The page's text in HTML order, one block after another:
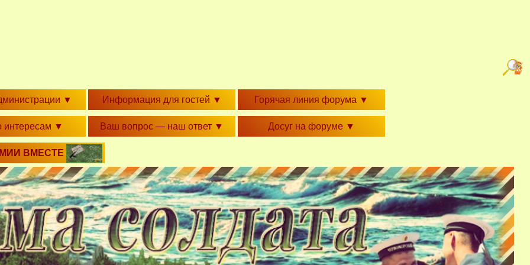
▼ Информация для гостей ▼ Горячая линия форума ▼
интересам ▼ Ваш вопрос — наш ответ ▼ Досуг на форуме ▼
ВМЕСТЕ